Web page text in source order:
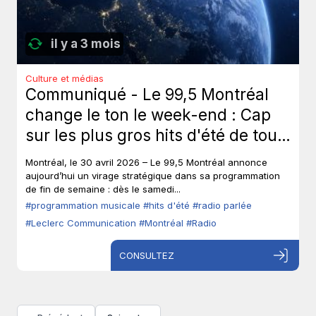
il y a 3 mois
Culture et médias
Communiqué - Le 99,5 Montréal
change le ton le week-end : Cap
sur les plus gros hits d'été de tous
les temps, sans toucher à ses voix
fortes en semaine.
Montréal, le 30 avril 2026 – Le 99,5 Montréal annonce
aujourd’hui un virage stratégique dans sa programmation
de fin de semaine : dès le samedi...
#programmation musicale #hits d'été #radio parlée
#Leclerc Communication #Montréal #Radio
CONSULTEZ